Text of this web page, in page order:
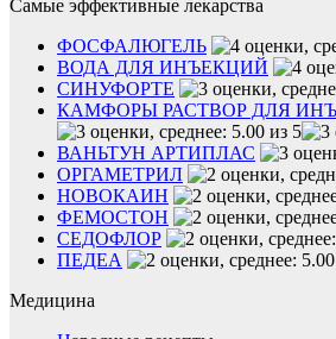
Самые эффективные лекарства
ФОСФАЛЮГЕЛЬ
ВОДА ДЛЯ ИНЪЕКЦИЙ
СИНУФОРТЕ
КАМФОРЫ РАСТВОР ДЛЯ
ВАНЬТУН АРТИПЛАС
ОРГАМЕТРИЛ
НОВОКАИН
ФЕМОСТОН
СЕДОФЛОР
ПЕДЕА
Медицина